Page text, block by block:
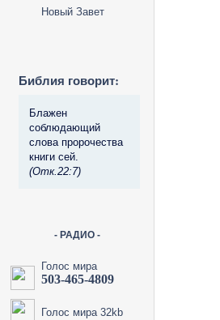
Новый Завет
Библия говорит:
Блажен
соблюдающий
слова пророчества
книги сей.
(Отк.22:7)
- РАДИО -
Голос мира
503-465-4809
Голос мира 32kb